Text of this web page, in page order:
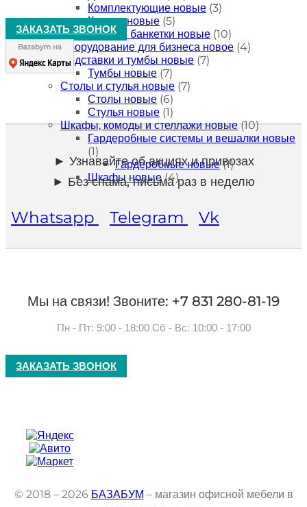
Комплектующие новые (3)
Кресла новые (5)
Пуфы и банкетки новые (10)
Оборудование для бизнеса новое (4)
Подставки и тумбы новые (7)
Тумбы новые (7)
Столы и стулья новые (7)
Столы новые (6)
Стулья новые (1)
Шкафы, комоды и стеллажи новые (10)
Гардеробные системы и вешалки новые
(1)
Гардеробные новые (1)
Шкафы новые (4)
ЗАКАЗАТЬ ЗВОНОК
► Узнавайте об акциях и привозах
► Без спама, письма раз в неделю
Whatsapp Telegram Vk
Мы на связи! Звоните: +7 831 280-81-19
Пн - Пт: 9:00 - 18:00 Сб - Вс: 10:00 - 17:00
ЗАКАЗАТЬ ЗВОНОК
© 2018 – 2026 БАЗАБУМ – магазин офисной мебели в